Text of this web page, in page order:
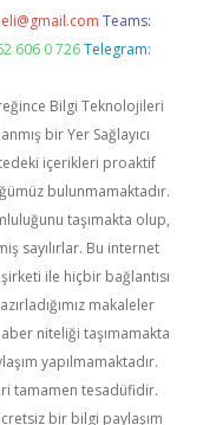
Teams:
606 0 726 Telegram:
Bilgi Teknolojileri
bir Yer Sağlayıcı
içerikleri proaktif
bulunmamaktadır.
taşımakta olup,
sayılırlar. Bu internet
ile hiçbir bağlantısı
makaleler
niteliği taşımamakta
yapılmamaktadır.
tamamen tesadüfidir.
bir bilgi paylaşım